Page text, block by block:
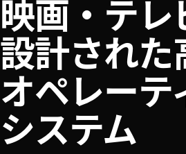
映画・テレ
設計された
オペレーテ
システム